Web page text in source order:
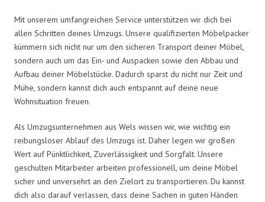
Mit unserem umfangreichen Service unterstützen wir dich bei
allen Schritten deines Umzugs. Unsere qualifizierten Möbelpacker
kümmern sich nicht nur um den sicheren Transport deiner Möbel,
sondern auch um das Ein- und Auspacken sowie den Abbau und
Aufbau deiner Möbelstücke. Dadurch sparst du nicht nur Zeit und
Mühe, sondern kannst dich auch entspannt auf deine neue
Wohnsituation freuen.
Als Umzugsunternehmen aus Wels wissen wir, wie wichtig ein
reibungsloser Ablauf des Umzugs ist. Daher legen wir großen
Wert auf Pünktlichkeit, Zuverlässigkeit und Sorgfalt. Unsere
geschulten Mitarbeiter arbeiten professionell, um deine Möbel
sicher und unversehrt an den Zielort zu transportieren. Du kannst
dich also darauf verlassen, dass deine Sachen in guten Händen